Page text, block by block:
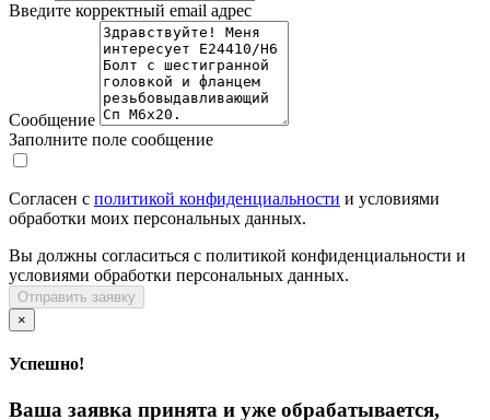
Введите корректный email адрес
Сообщение
Заполните поле сообщение
Согласен с политикой конфиденциальности и условиями
обработки моих персональных данных.
Вы должны согласиться с политикой конфиденциальности и
условиями обработки персональных данных.
Отправить заявку
×
Успешно!
Ваша заявка принята и уже обрабатывается,